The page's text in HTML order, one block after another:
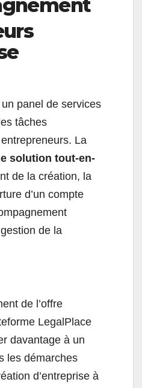
panel de services
tâches
La
solution tout-en-
de la création, la
d’un compte
de la
de l’offre
LegalPlace
davantage à un
les démarches
d’entreprise à